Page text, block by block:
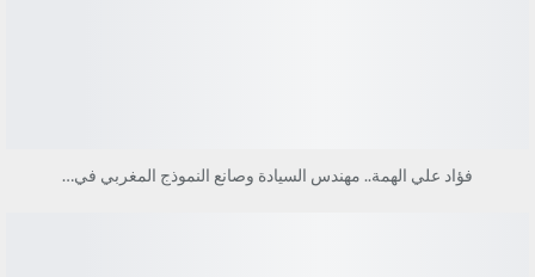
فؤاد علي الهمة.. مهندس السيادة وصانع النموذج المغربي في…